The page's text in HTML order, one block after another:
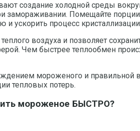
создание холодной среды
замораживании. Помещайте
и ускорить процесс
воздуха и позволяет
Чем быстрее теплообмен
мороженого и
тепловых потерь.
мороженое БЫСТРО?